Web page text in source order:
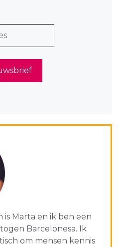
is Marta en ik ben een
Barcelonesa. Ik
om mensen kennis